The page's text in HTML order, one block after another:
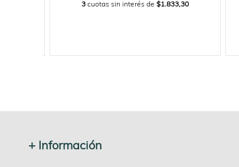
3 cuotas sin interés de $1.833,30
+ Información